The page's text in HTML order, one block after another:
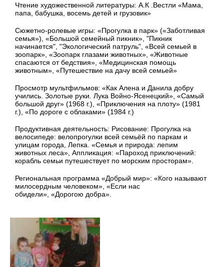
Чтение художественной литературы: А.К .Вестли «Мама,
папа, бабушка, восемь детей и грузовик»
Сюжетно-ролевые игры: «Прогулка в парк» («Заботливая
семья»), «Большой семейный пикник», "Пикник
начинается", "Экологический патруль", «Всей семьей в
зоопарк», «Зоопарк глазами животных», «Животные
спасаются от бедствия», «Медицинская помощь
животным», «Путешествие на дачу всей семьей»
Просмотр мультфильмов: «Как Алена и Данила добру
учились. Золотые руки. Лука Войно-Ясенецкий», «Самый
большой друг» (1968 г.), «Приключения на плоту» (1981
г.), «По дороге с облаками» (1984 г.)
Продуктивная деятельность: Рисование: Прогулка на
велосипеде: велопрогулки всей семьёй по паркам и
улицам города, Лепка. «Семья и природа: лепим
животных леса», Аппликация: «Пароход приключений:
корабль семьи путешествует по морским просторам».
Региональная программа «Добрый мир»: «Кого называют
милосердным человеком», «Если нас
обидели», «Дорогою добра».